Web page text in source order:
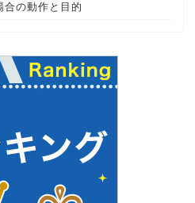
の動作と目的